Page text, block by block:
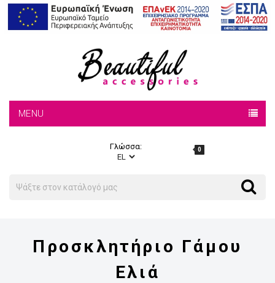
MENU
Γλώσσα: 0
Search
Προσκλητήριο Γάμου
Ελιά